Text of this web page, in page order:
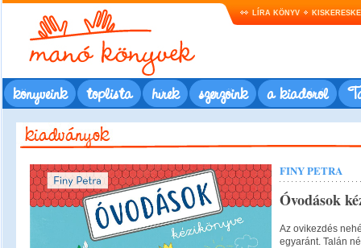
LÍRA KÖNYV
könyveink toplista hírek szerzőink a kiadóról
FINY PETRA
Óvodások
Az ovikezdés
egyaránt. Talán